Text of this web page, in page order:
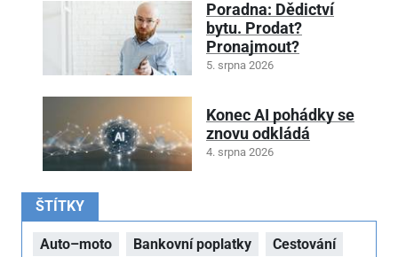
Poradna: Dědictví
bytu. Prodat?
Pronajmout?
5. srpna 2026
Konec AI pohádky se
znovu odkládá
4. srpna 2026
ŠTÍTKY
Auto–moto Bankovní poplatky
Cestování